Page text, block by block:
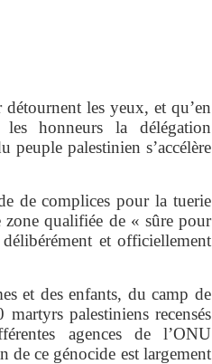
les yeux, et qu’en
honneurs la délégation
peuple palestinien s’accélère
de complices pour la tuerie
zone qualifiée de « sûre pour
et officiellement
et des enfants, du camp de
palestiniens recensés
agences de l’ONU
de ce génocide est largement